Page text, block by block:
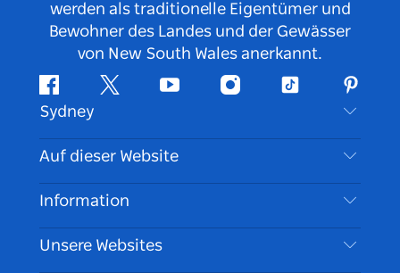
werden als traditionelle Eigentümer und
Bewohner des Landes und der Gewässer
von New South Wales anerkannt.
FacebookTwitter YouTubeInstagramTikTok
Sydney
Kontaktieren Sie uns
Haftungsausschluss
Cookie Notice
Auf dieser Website
Reiseziele
Aktivitäten
Information
Reiseinformationen
Unsere Websites